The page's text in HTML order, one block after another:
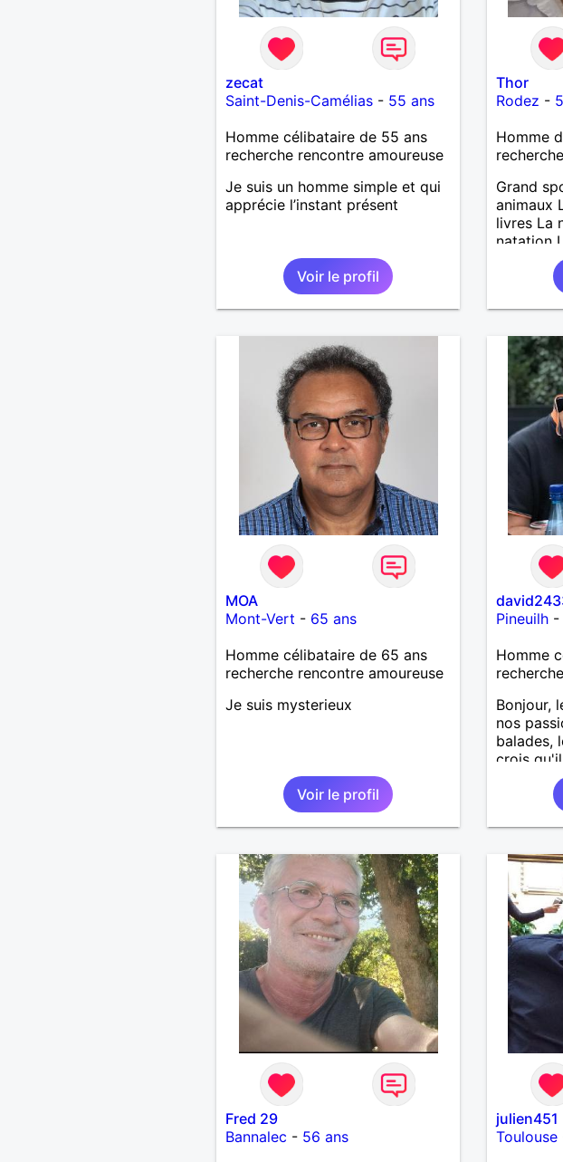
zecat
Saint-Denis-Camélias- 55 ans
Homme célibataire de 55 ans
recherche rencontre amoureuse
Je suis un homme simple et qui
apprécie l’instant présent
Voir le profil
Thor
Rodez -
Homme
Grand
animaux
livres La
natation
MOA
Mont-Vert - 65 ans
Homme célibataire de 65 ans
recherche rencontre amoureuse
Je suis mysterieux
Voir le profil
Pineuilh-
Homme
Bonjour,
nos
balades,
crois
de faire
envoler,
les mots
as la
Fred 29
Bannalec - 56 ans
julien451
Toulouse